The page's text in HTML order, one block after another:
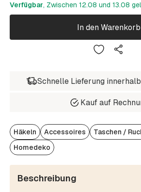
Verfügbar, Zwischen 12.08 und 13.08
In den Warenkorb
Schnelle Lieferung
Kauf auf
Häkeln Accessoires
Taschen /
Homedeko
Beschreibung